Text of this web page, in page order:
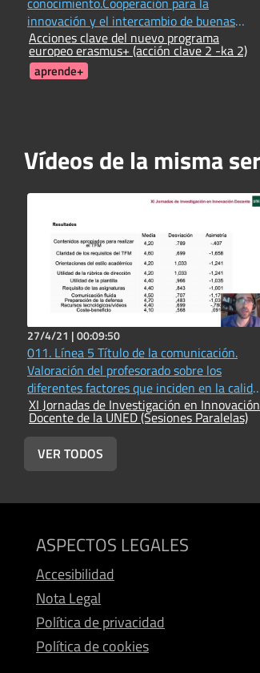
innovación y el intercambio de buenas
prácticas
Acciones clave del nuevo programa
europeo erasmus+ (acción clave 2 -ka 2)
aprende+
Vídeos de la misma
27/4/21 |00:09:50
011. Línea 5 Título de la comunicación.
Valoración del profesorado sobre los
diferentes factores que inciden en la
del proceso de dirección del Trabajos Fin de
Máster en Educación
XI Jornadas de Investigación en Innovación
Docente de la UNED (Sesiones Paralelas)
VER TODOS
ASPECTOS LEGALES
Accesibilidad
Nota Legal
Política de privacidad
Política de cookies